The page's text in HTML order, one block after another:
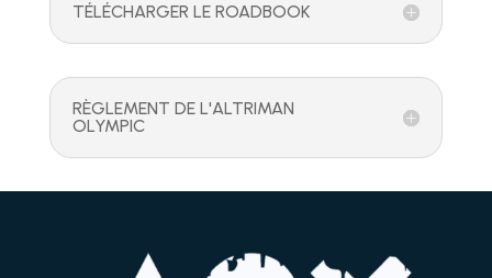
TÉLÉCHARGER LE ROADBOOK
RÈGLEMENT DE L'ALTRIMAN
OLYMPIC